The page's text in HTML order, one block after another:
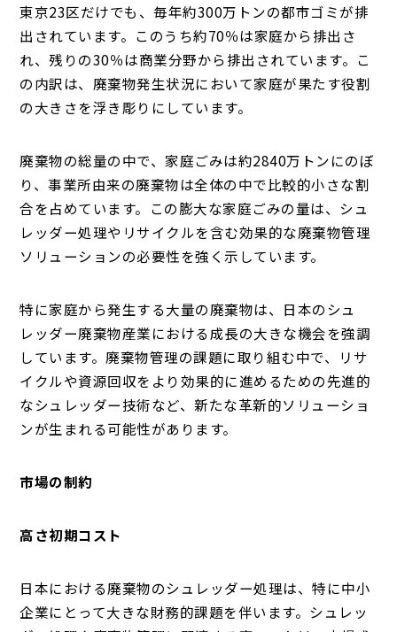
東京23区だけでも、毎年約300万トンの都市ゴミが排
出されています。このうち約70％は家庭から排出さ
れ、残りの30％は商業分野から排出されています。こ
の内訳は、廃棄物発生状況において家庭が果たす役割
の大きさを浮き彫りにしています。
廃棄物の総量の中で、家庭ごみは約2840万トンにのぼ
り、事業所由来の廃棄物は全体の中で比較的小さな割
合を占めています。この膨大な家庭ごみの量は、シュ
レッダー処理やリサイクルを含む効果的な廃棄物管理
ソリューションの必要性を強く示しています。
特に家庭から発生する大量の廃棄物は、日本のシュ
レッダー廃棄物産業における成長の大きな機会を強調
しています。廃棄物管理の課題に取り組む中で、リサ
イクルや資源回収をより効果的に進めるための先進的
なシュレッダー技術など、新たな革新的ソリューショ
ンが生まれる可能性があります。
市場の制約
高さ初期コスト
日本における廃棄物のシュレッダー処理は、特に中小
企業にとって大きな財務的課題を伴います。シュレッ